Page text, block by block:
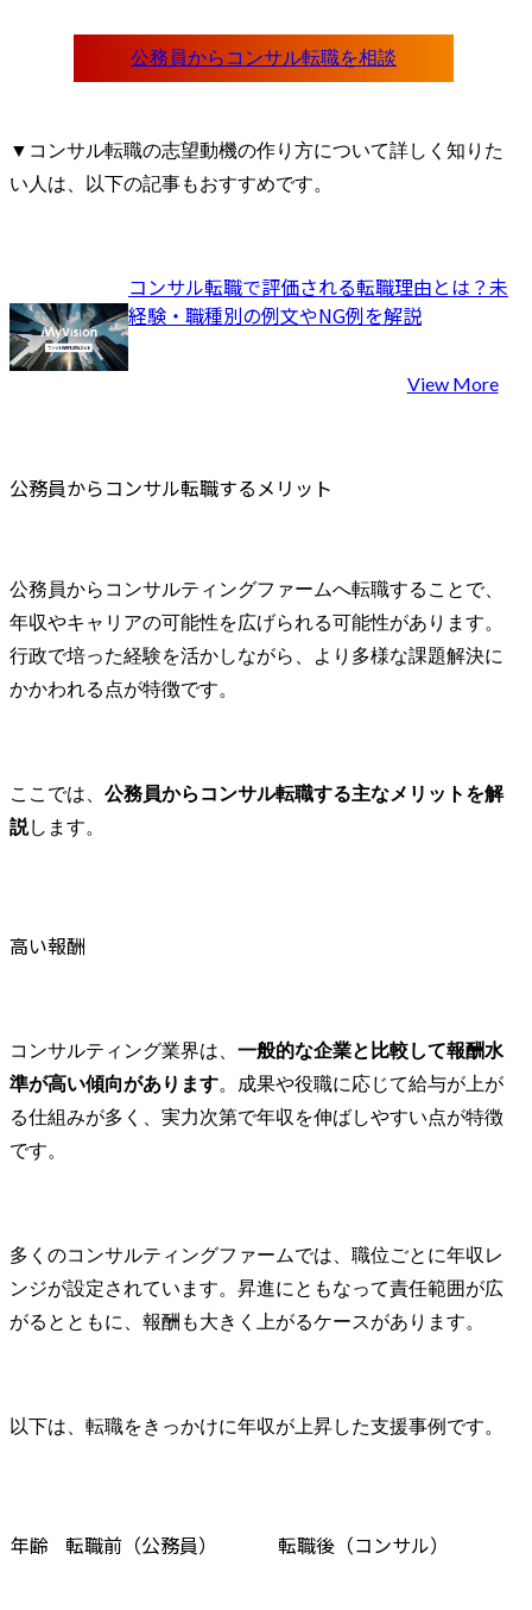
▼コンサル転職の志望動機の作り方について詳しく知りた
い人は、以下の記事もおすすめです。
コンサル転職で評価される転職理由とは？未
経験・職種別の例文やNG例を解説
View More
公務員からコンサル転職するメリット
公務員からコンサルティングファームへ転職することで、
年収やキャリアの可能性を広げられる可能性があります。
行政で培った経験を活かしながら、より多様な課題解決に
かかわれる点が特徴です。
ここでは、 公務員からコンサル転職する主なメリットを解
説します。
高い報酬
コンサルティング業界は、 一般的な企業と比較して報酬水
準が高い傾向があります。成果や役職に応じて給与が上が
る仕組みが多く、実力次第で年収を伸ばしやすい点が特徴
です。
多くのコンサルティングファームでは、職位ごとに年収レ
ンジが設定されています。昇進にともなって責任範囲が広
がるとともに、報酬も大きく上がるケースがあります。
以下は、転職をきっかけに年収が上昇した支援事例です。
年齢 転職前（公務員） 転職後（コンサル）